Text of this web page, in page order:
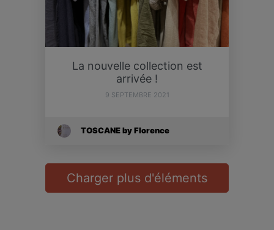
La nouvelle collection est
arrivée !
9 SEPTEMBRE 2021
TOSCANE by Florence
Charger plus d'éléments